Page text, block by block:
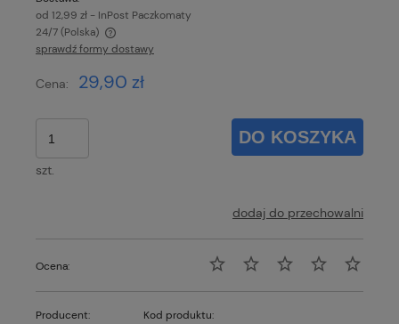
od 12,99 zł - InPost Paczkomaty
24/7(Polska)
Cena nie zawiera ewentualnych kosztów płatności
sprawdź formy dostawy
Cena: 29,90 zł
szt.
DO KOSZYKA
dodaj do przechowalni
Ocena:
Producent: Kod produktu: